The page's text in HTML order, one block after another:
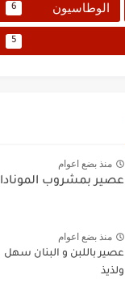
الوطاسيون 6
5
منذ بضع اعوام
عصير بمشروب المونادا
منذ بضع اعوام
عصير باللبن و البنان سهل
ولذيذ